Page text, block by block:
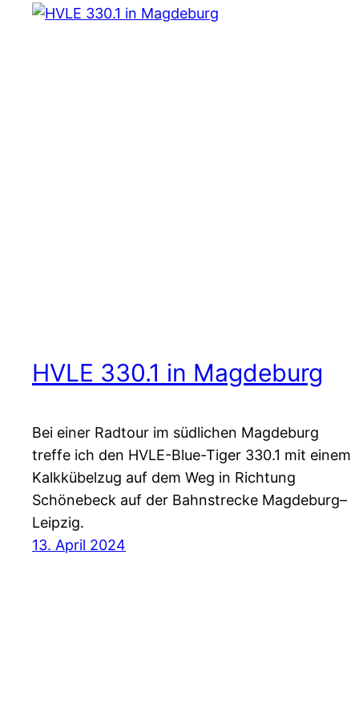
HVLE 330.1 in Magdeburg
Bei einer Radtour im südlichen Magdeburg
treffe ich den HVLE-Blue-Tiger 330.1 mit einem
Kalkkübelzug auf dem Weg in Richtung
Schönebeck auf der Bahnstrecke Magdeburg–
Leipzig.
13. April 2024